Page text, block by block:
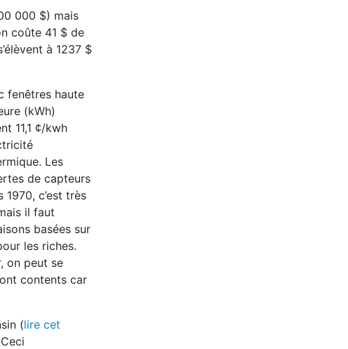
000 $) mais
coûte 41 $ de
à 1237 $
fenêtres haute
(kWh)
11,1 ¢/kwh
Les
de capteurs
c’est très
il faut
basées sur
les riches.
on peut se
contents car
(lire cet